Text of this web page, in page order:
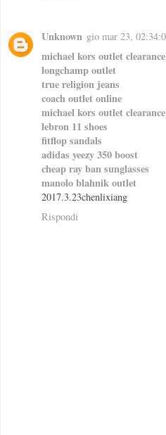
Unknown gio mar 23,
michael kors outlet clearance
longchamp outlet
true religion jeans
coach outlet online
michael kors outlet clearance
lebron 11 shoes
fitflop sandals
adidas yeezy 350 boost
cheap ray ban sunglasses
manolo blahnik outlet
2017.3.23chenlixiang
Rispondi